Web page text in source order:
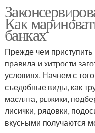
Как
банках
Прежде чем
правила и хитрости
условиях. Начнем с
съедобные виды, как
маслята, рыжики,
лисички, рядовки,
вкусными получаются